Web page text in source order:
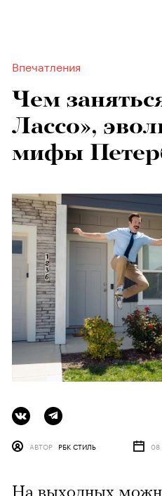
Впечатления
Чем
Лассо»,
мифы
АВТОР РБК СТИЛЬ 08
На выходных